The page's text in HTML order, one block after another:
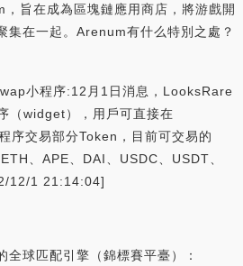
旨在成為區塊鏈應用商店，將游戲開
集在一起。Arenum有什么特別之處？
小程序:12月1日消息，LooksRare
（widget），用戶可直接在
序交易部分Token，目前可交易的
、APE、DAI、USDC、USDT、
12/1 21:14:04]
球匹配引擎（錦標賽平臺）：